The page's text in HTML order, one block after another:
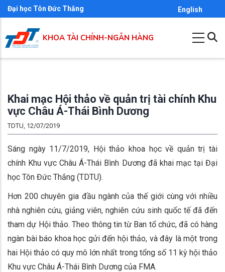
Nhảy
đến
nội
dung
Đại học Tôn Đức Thắng English
KHOA TÀI CHÍNH-NGÂN HÀNG
Khai mạc Hội thảo về quản trị tài chính Khu
vực Châu Á-Thái Bình Dương
TDTU, 12/07/2019
Sáng ngày 11/7/2019, Hội thảo khoa học về quản trị tài
chính Khu vực Châu Á-Thái Bình Dương đã khai mạc tại Đại
học Tôn Đức Thắng (TDTU).
Hơn 200 chuyên gia đầu ngành của thế giới cùng với nhiều
nhà nghiên cứu, giảng viên, nghiên cứu sinh quốc tế đã đến
tham dự Hội thảo. Theo thông tin từ Ban tổ chức, đã có hàng
ngàn bài báo khoa học gửi đến hội thảo, và đây là một trong
hai Hội thảo có quy mô lớn nhất trong tổng số 11 kỳ hội thảo
Khu vực Châu Á-Thái Bình Dương của FMA.